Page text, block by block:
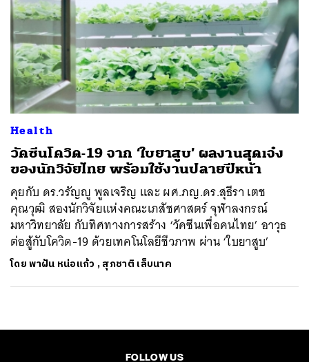
Health
วัคซีนโควิด-19 จาก ‘ใบยาสูบ’ ผลงานสุดเจ๋ง
ของนักวิจัยไทย พร้อมใช้งานปลายปีหน้า
คุยกับ ดร.วรัญญู พูลเจริญ และ ผศ.ภญ.ดร.สุธีรา เตช
คุณวุฒิ สองนักวิจัยแห่งคณะเภสัชศาสตร์ จุฬาลงกรณ์
มหาวิทยาลัย กับทิศทางการสร้าง ‘วัคซีนเพื่อคนไทย’ อาวุธ
ต่อสู้กับโควิด-19 ด้วยเทคโนโลยีชีวภาพ ผ่าน ‘ใบยาสูบ’
โดยพาฝัน หน่อแก้ว ,สุภชาติ เล็บนาค
FOLLOW US
ค้นหา
SHARE TWEET LINE EMAIL